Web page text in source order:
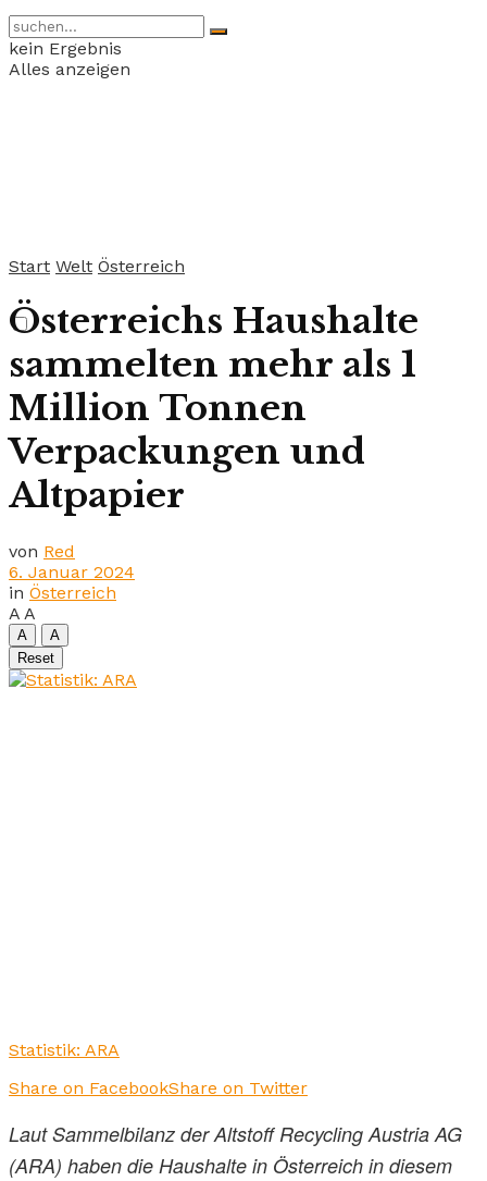
kein Ergebnis
Alles anzeigen
Start Welt Österreich
Österreichs Haushalte
sammelten mehr als 1
Million Tonnen
Verpackungen und
Altpapier
von Red
6. Januar 2024
in Österreich
A A
A
A
Reset
Statistik: ARA
Share on FacebookShare on Twitter
Laut Sammelbilanz der Altstoff Recycling Austria AG
(ARA) haben die Haushalte in Österreich in diesem